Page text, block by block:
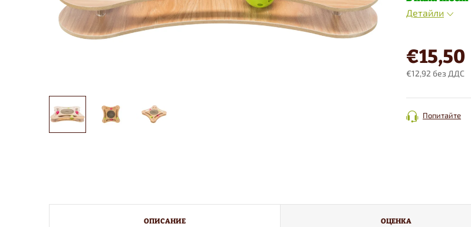
Детайли
€15,50
€12,92 без ДДС
цена:
Попитайте
ОПИСАНИЕ ОЦЕНКА